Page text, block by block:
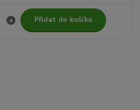
Přidat do košíku